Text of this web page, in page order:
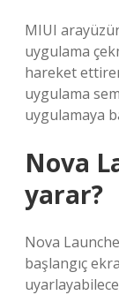
MIUI
uygulama
hareket
uygulama
uygulamaya
Nova
yarar?
Nova
başlangıç